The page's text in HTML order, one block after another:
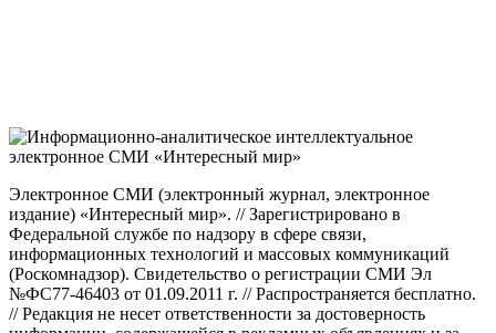
Электронное СМИ (электронный журнал, электронное
издание) «Интересный мир». // Зарегистрировано в
Федеральной службе по надзору в сфере связи,
информационных технологий и массовых коммуникаций
(Роскомнадзор). Свидетельство о регистрации СМИ Эл
№ФС77-46403 от 01.09.2011 г. // Распространяется бесплатно.
// Редакция не несет ответственности за достоверность